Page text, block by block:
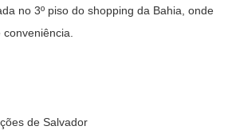
no 3º piso do shopping da Bahia, onde
de Salvador